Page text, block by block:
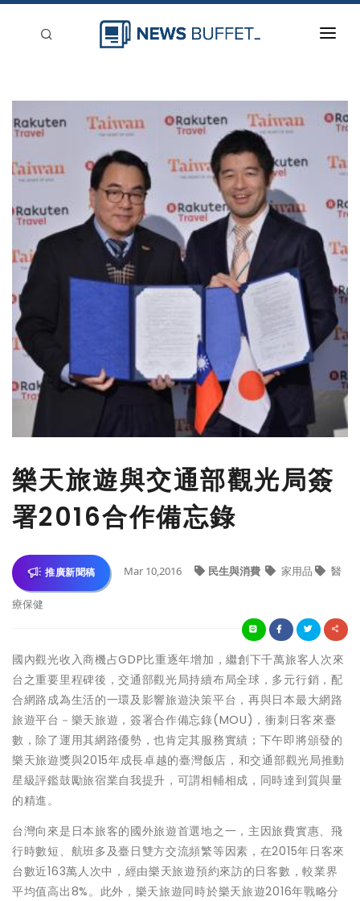
刊登
樂天旅遊與交通部觀光局簽
署2016合作備忘錄
推廣新聞稿 Mar 10,2016 民生與消費 家用品 醫
療保健
國內觀光收入商機占GDP比重逐年增加，繼創下千萬旅客人次來
台之重要里程碑後，交通部觀光局持續布局全球，多元行銷，配
合網路成為生活的一環及影響旅遊決策平台，再與日本最大網路
旅遊平台－樂天旅遊，簽署合作備忘錄(MOU)，衝刺日客來臺
數，除了運用其網路優勢，也肯定其服務實績；下午即將頒發的
樂天旅遊獎與2015年成長卓越的臺灣飯店，和交通部觀光局推動
星級評鑑鼓勵旅宿業自我提升，可謂相輔相成，同時達到質與量
的精進。
台灣向來是日本旅客的國外旅遊首選地之一，主因旅費實惠、飛
行時數短、航班多及臺日雙方交流頻繁等因素，在2015年日客來
台數近163萬人次中，經由樂天旅遊預約來訪的日客數，較業界
平均值高出8%。此外，樂天旅遊同時於樂天旅遊2016年戰略分